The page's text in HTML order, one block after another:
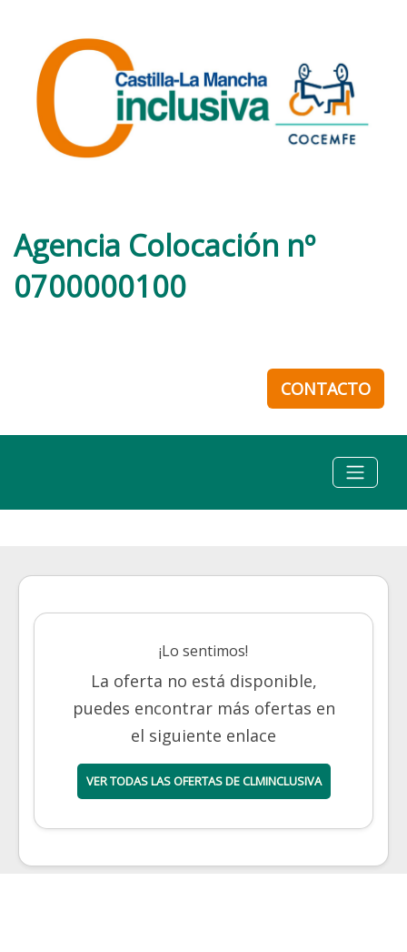
Agencia Colocación nº
0700000100
CONTACTO
¡Lo sentimos!
La oferta no está disponible,
puedes encontrar más ofertas en
el siguiente enlace
VER TODAS LAS OFERTAS DE CLMINCLUSIVA